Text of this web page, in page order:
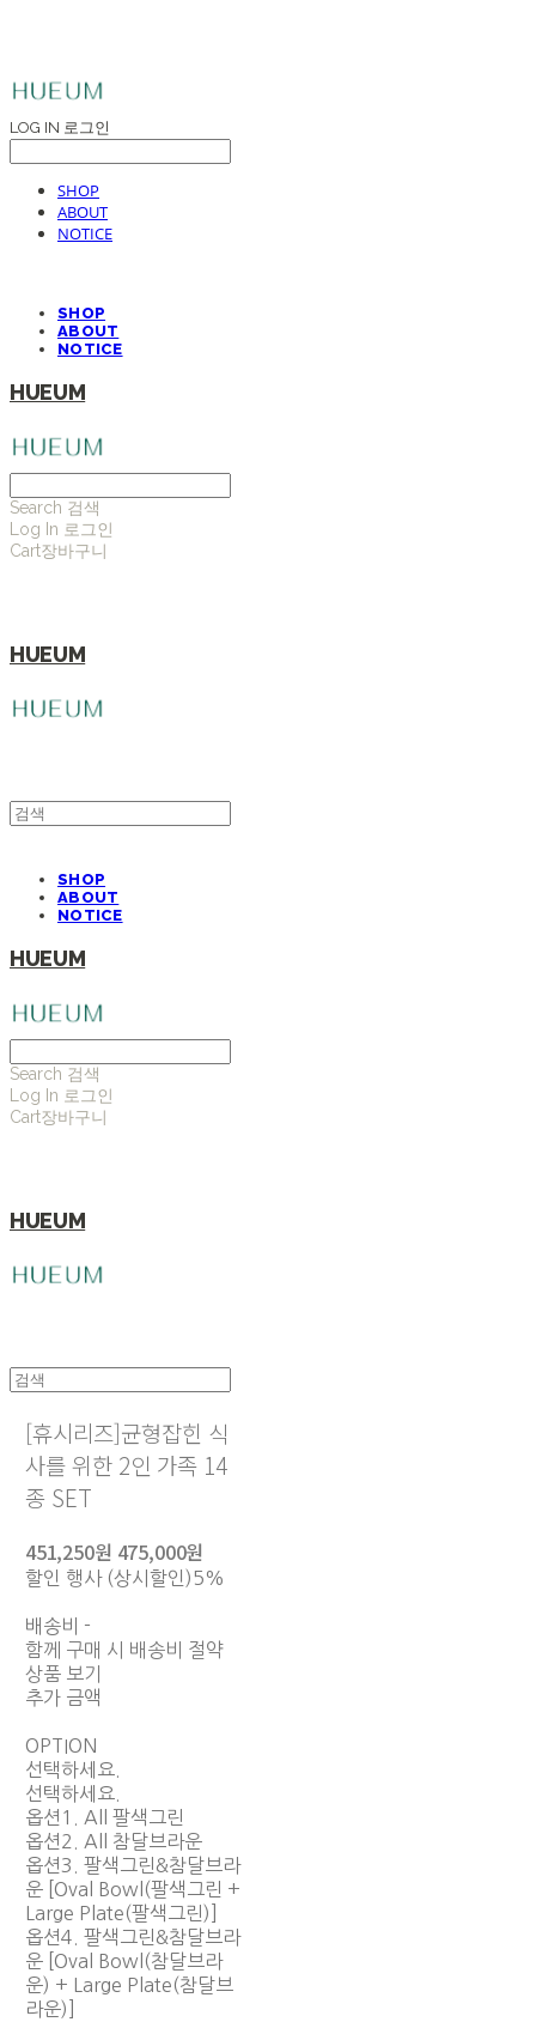
LOG IN 로그인
SHOP
ABOUT
NOTICE
SHOP
ABOUT
NOTICE
HUEUM
Search 검색
Log In 로그인
Cart장바구니
HUEUM
SHOP
ABOUT
NOTICE
HUEUM
Search 검색
Log In 로그인
Cart장바구니
HUEUM
[휴시리즈]균형잡힌 식
사를 위한 2인 가족 14
종 SET
451,250원 475,000원
할인 행사 (상시할인)5%
배송비 -
함께 구매 시 배송비 절약
상품 보기
추가 금액
OPTION
선택하세요.
선택하세요.
옵션1. All 팔색그린
옵션2. All 참달브라운
옵션3. 팔색그린&참달브라
운 [Oval Bowl(팔색그린 +
Large Plate(팔색그린)]
옵션4. 팔색그린&참달브라
운 [Oval Bowl(참달브라
운) + Large Plate(참달브
라운)]